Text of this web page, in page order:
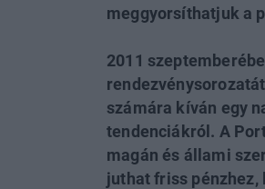
meggyorsíthatjuk a
2011
számára kíván egy
tendenciákról. A
magán és állami
juthat friss pénzhez,